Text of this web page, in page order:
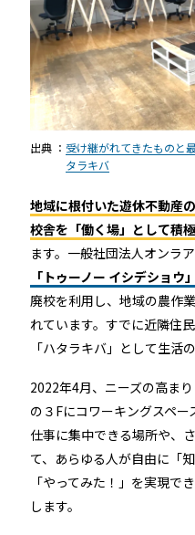
出典 ： 受け継がれてきたものと
タラキバ
地域に根付いた遊休不動産
校舎を「働く場」として積
ます。一般社団法人オンラ
「トゥーノー イシデショウ」
廃校を利用し、地域の農作
れています。すでに近隣住
「ハタラキバ」として生活
2022年4月、ニーズの高ま
の３Fにコワーキングスペ
仕事に集中できる場所や、
て、あらゆる人が自由に「
「やってみた！」を実現で
します。